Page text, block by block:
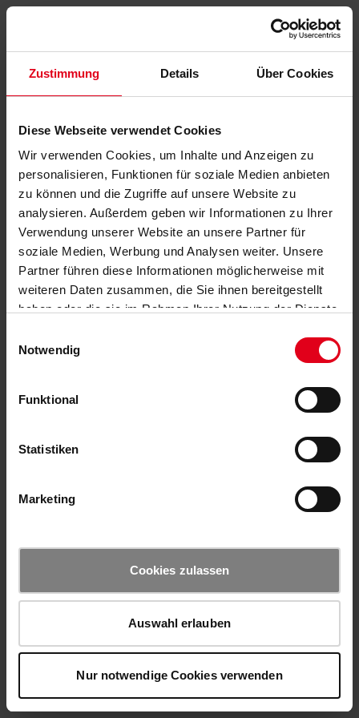
Zustimmung Details Über Cookies
Diese Webseite verwendet Cookies
Wir verwenden Cookies, um Inhalte und Anzeigen zu
personalisieren, Funktionen für soziale Medien anbieten
zu können und die Zugriffe auf unsere Website zu
analysieren. Außerdem geben wir Informationen zu Ihrer
Verwendung unserer Website an unsere Partner für
soziale Medien, Werbung und Analysen weiter. Unsere
Partner führen diese Informationen möglicherweise mit
weiteren Daten zusammen, die Sie ihnen bereitgestellt
haben oder die sie im Rahmen Ihrer Nutzung der Dienste
Notwendig
Funktional
Statistiken
Marketing
Cookies zulassen
Auswahl erlauben
Nur notwendige Cookies verwenden